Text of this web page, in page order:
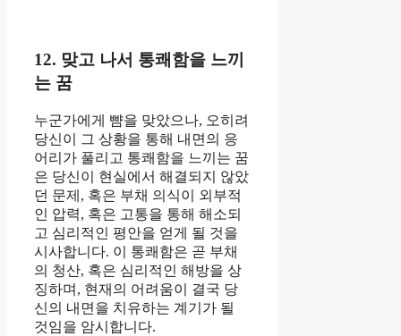
12. 맞고 나서 통쾌함을 느끼
는 꿈
누군가에게 뺨을 맞았으나, 오히려
당신이 그 상황을 통해 내면의 응
어리가 풀리고 통쾌함을 느끼는 꿈
은 당신이 현실에서 해결되지 않았
던 문제, 혹은 부채 의식이 외부적
인 압력, 혹은 고통을 통해 해소되
고 심리적인 평안을 얻게 될 것을
시사합니다. 이 통쾌함은 곧 부채
의 청산, 혹은 심리적인 해방을 상
징하며, 현재의 어려움이 결국 당
신의 내면을 치유하는 계기가 될
것임을 암시합니다.